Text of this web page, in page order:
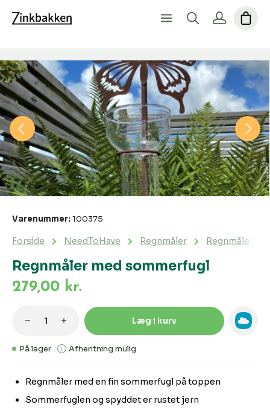
Spring over billedgalleri
Regnmåler med sommerfugl
Forside NeedToHave Regnmåler Regnmåler
Varenummer: 100375
Regnmåler med en fin sommerfugl på toppen
Sommerfuglen og spyddet er rustet jern
279,00 kr.
På lager Afhentning mulig
Produktmængde: Indtast den
Læg i kurv